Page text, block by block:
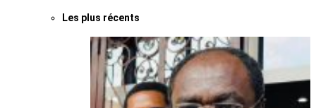
Les plus récents